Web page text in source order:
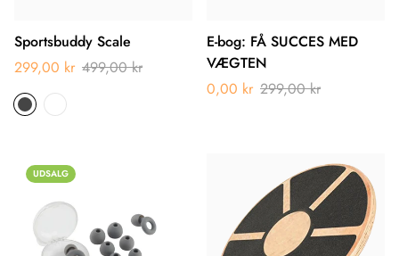
Sportsbuddy Scale
299,00 kr 499,00 kr
E-bog: FÅ SUCCES MED
VÆGTEN
0,00 kr 299,00 kr
UDSALG